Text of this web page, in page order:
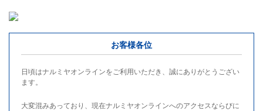
お客様各位
日頃はナルミヤオンラインをご利用いただき、誠にありがとうござい
ます。
大変混みあっており、現在ナルミヤオンラインへのアクセスならびに